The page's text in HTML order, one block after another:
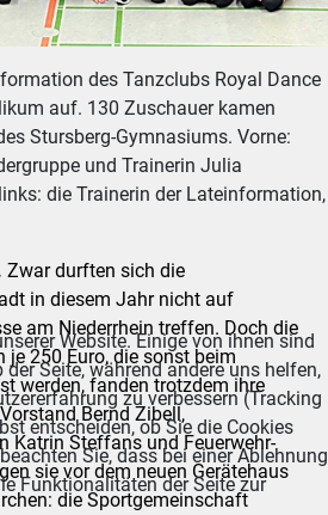
des Tanzclubs Royal Dance
auf. 130 Zuschauer kamen
Stursberg-Gymnasiums. Vorne:
und Trainerin Julia
die Trainerin der Lateinformation,
Zwar durften sich die
in diesem Jahr nicht auf
am Niederrhein treffen. Doch die
je 250 Euro, die sonst beim
werden, fanden trotzdem ihre
Bernd Zibell,
Katrin Steffans und Feuerwehr-
sie vor dem neuen Gerätehaus
die Sportgemeinschaft
Website. Einige von ihnen sind
Seite, während andere uns helfen,
zu verbessern (Tracking
entscheiden, ob Sie die Cookies
Sie, dass bei einer Ablehnung
Funktionalitäten der Seite zur